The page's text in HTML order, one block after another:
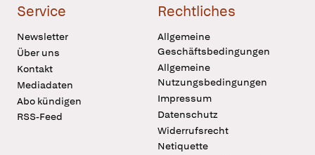
Service
Newsletter
Über uns
Kontakt
Mediadaten
Abo kündigen
RSS-Feed
Rechtliches
Allgemeine
Geschäftsbedingungen
Allgemeine
Nutzungsbedingungen
Impressum
Datenschutz
Widerrufsrecht
Netiquette